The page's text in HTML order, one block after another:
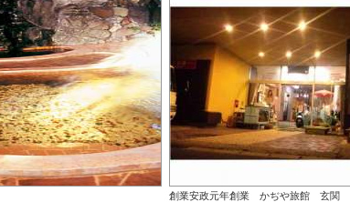
創業安政元年創業 かぢや旅館 玄関